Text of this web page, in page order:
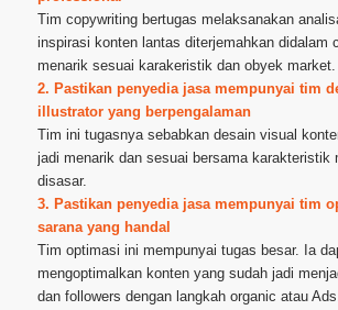
Tim copywriting bertugas melaksanakan
inspirasi konten lantas diterjemahkan didalam
menarik sesuai karakeristik dan obyek market.
2. Pastikan penyedia jasa mempunyai tim
illustrator yang berpengalaman
Tim ini tugasnya sebabkan desain visual
jadi menarik dan sesuai bersama karakteristik
disasar.
3. Pastikan penyedia jasa mempunyai tim
sarana yang handal
Tim optimasi ini mempunyai tugas besar. Ia
mengoptimalkan konten yang sudah jadi
dan followers dengan langkah organic atau